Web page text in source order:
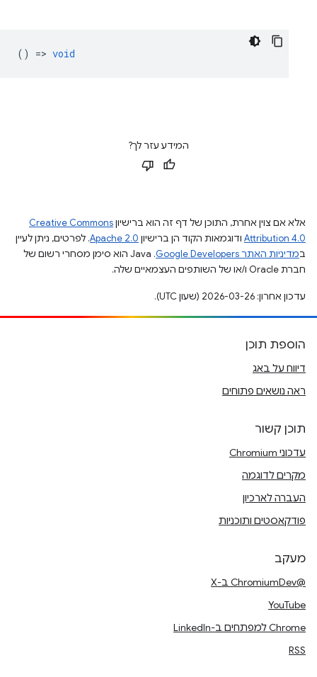
() => void
המידע עזר לך?
אלא אם צוין אחרת, התוכן של דף זה הוא ברישיוןCreative Commons
Attribution 4.0 ודוגמאות הקוד הן ברישיון Apache 2.0. לפרטים, ניתן לעיין
במדיניות האתר Google Developers‏
.‏ Java הוא סימן מסחרי רשום של
חברת Oracle ו/או של השותפים העצמאיים שלה.
עדכון אחרון: 2026-03-26 (שעון UTC).
הוספת תוכן
דיווח על באג
ראה נושאים פתוחים
תוכן קשור
עדכוני Chromium
מקרים לדוגמה
העברה לארכיון
פודקאסטים ותוכניות
מעקב
@ChromiumDev ב-X
YouTube
Chrome למפתחים ב-LinkedIn
RSS